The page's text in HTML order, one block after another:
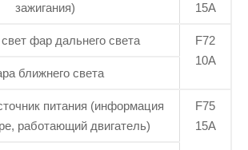
зажигания)
15А
фар дальнего света
F72
10А
ближнего света
питания (информация
работающий двигатель)
F75
15А